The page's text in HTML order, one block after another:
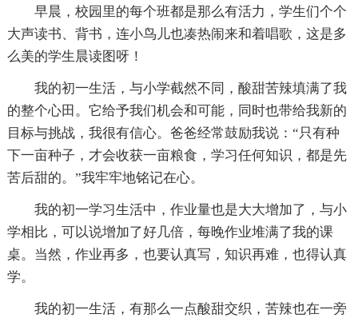
早晨，校园里的每个班都是那么有活力，学生们个个
大声读书、背书，连小鸟儿也凑热闹来和着唱歌，这是多
么美的学生晨读图呀！
我的初一生活，与小学截然不同，酸甜苦辣填满了我
的整个心田。它给予我们机会和可能，同时也带给我新的
目标与挑战，我很有信心。爸爸经常鼓励我说：“只有种
下一亩种子，才会收获一亩粮食，学习任何知识，都是先
苦后甜的。”我牢牢地铭记在心。
我的初一学习生活中，作业量也是大大增加了，与小
学相比，可以说增加了好几倍，每晚作业堆满了我的课
桌。当然，作业再多，也要认真写，知识再难，也得认真
学。
我的初一生活，有那么一点酸甜交织，苦辣也在一旁